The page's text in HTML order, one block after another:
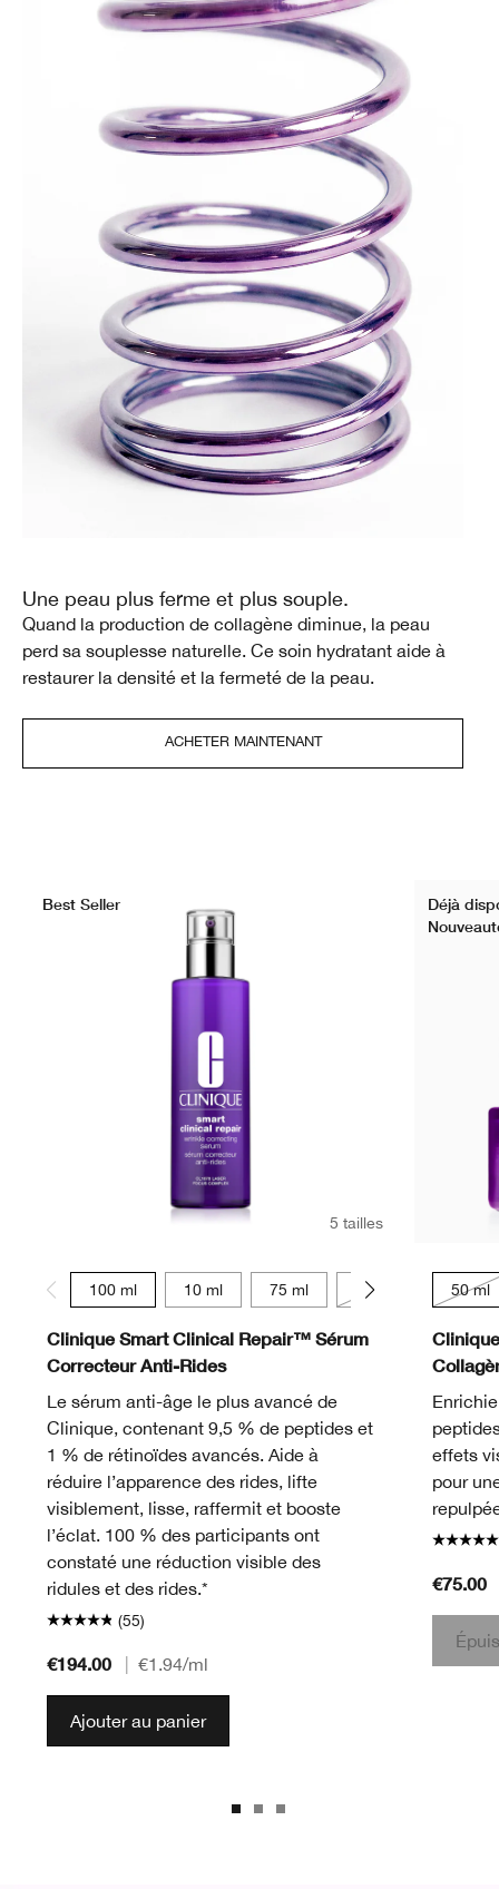
Une peau plus ferme et plus souple.
Quand la production de collagène diminue, la peau
perd sa souplesse naturelle. Ce soin hydratant aide à
restaurer la densité et la fermeté de la peau.
ACHETER MAINTENANT
Best Seller
5 tailles
100 ml 10 ml 75 ml 50 ml 30 ml
Clinique Smart Clinical Repair™ Sérum
Correcteur Anti-Rides
Le sérum anti-âge le plus avancé de
Clinique, contenant 9,5 % de peptides et
1 % de rétinoïdes avancés. Aide à
réduire l’apparence des rides, lifte
visiblement, lisse, raffermit et booste
l’éclat. 100 % des participants ont
constaté une réduction visible des
ridules et des rides.*
(55)
€194.00 €1.94/ml
Ajouter au panier
Déjà
50 ml
effets
pour
€75.00